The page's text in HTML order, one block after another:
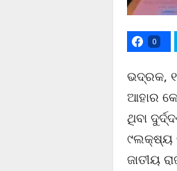
0
ଭଦ୍ରକ,
ଆହାର
ଥିବା
୯ଲକ୍ଷ୍ୟ
ଜାତୀୟ